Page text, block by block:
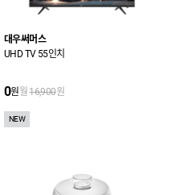
대우써머스
UHD TV 55인치
0원월16,900원
NEW